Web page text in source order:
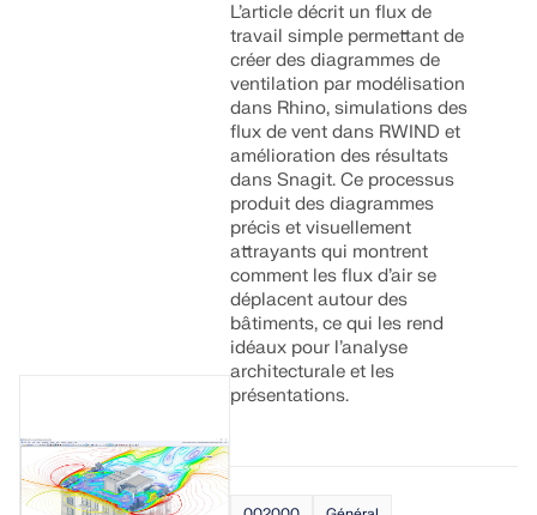
L’article décrit un flux de
travail simple permettant de
créer des diagrammes de
ventilation par modélisation
dans Rhino, simulations des
flux de vent dans RWIND et
amélioration des résultats
dans Snagit. Ce processus
produit des diagrammes
précis et visuellement
attrayants qui montrent
comment les flux d’air se
déplacent autour des
bâtiments, ce qui les rend
idéaux pour l’analyse
architecturale et les
présentations.